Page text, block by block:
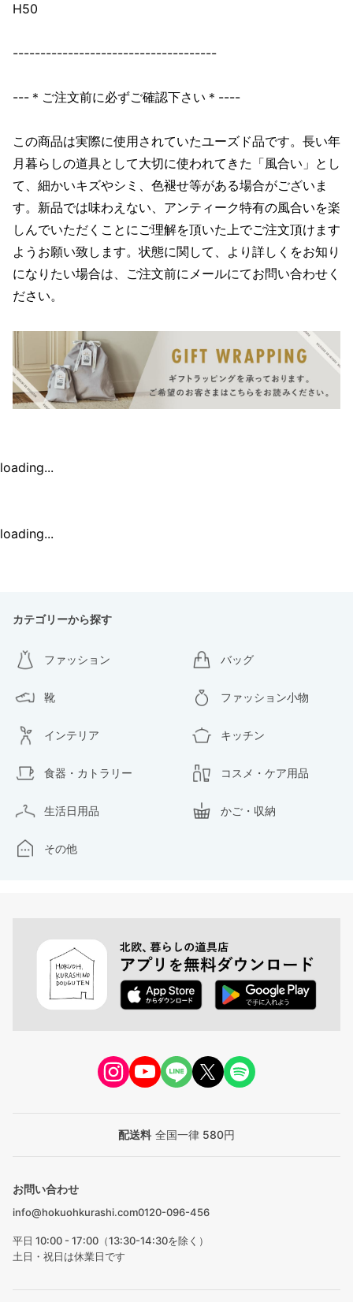
H50
-------------------------------------
---＊ご注文前に必ずご確認下さい＊----
この商品は実際に使用されていたユーズド品です。長い年
月暮らしの道具として大切に使われてきた「風合い」とし
て、細かいキズやシミ、色褪せ等がある場合がございま
す。新品では味わえない、アンティーク特有の風合いを楽
しんでいただくことにご理解を頂いた上でご注文頂けます
ようお願い致します。状態に関して、より詳しくをお知り
になりたい場合は、ご注文前にメールにてお問い合わせく
ださい。
loading...
loading...
カテゴリーから探す
ファッション バッグ
靴 ファッション小物
インテリア キッチン
食器・カトラリー コスメ・ケア用品
生活日用品 かご・収納
その他
配送料 全国一律 580円
お問い合わせ
info@hokuohkurashi.com0120-096-456
平日 10:00 - 17:00（13:30-14:30を除く）
土日・祝日は休業日です